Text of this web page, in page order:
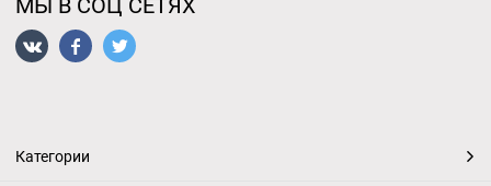
МЫ В СОЦ СЕТЯХ
Категории